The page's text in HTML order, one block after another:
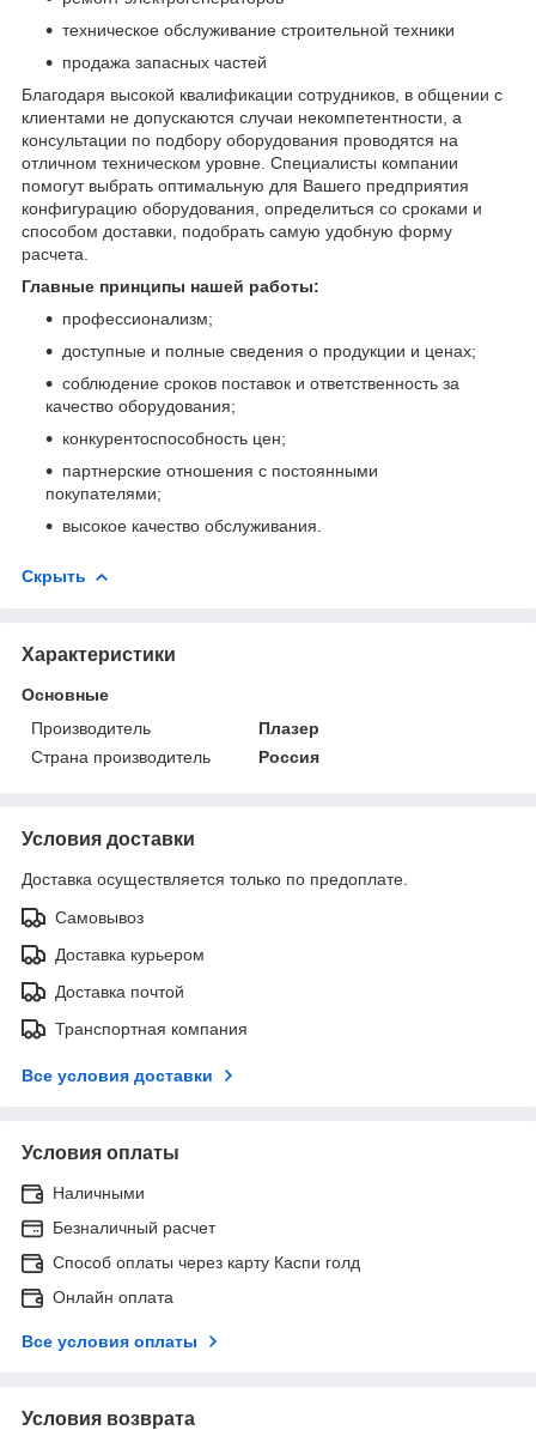
техническое обслуживание строительной техники
продажа запасных частей
Благодаря высокой квалификации сотрудников, в общении с
клиентами не допускаются случаи некомпетентности, а
консультации по подбору оборудования проводятся на
отличном техническом уровне. Специалисты компании
помогут выбрать оптимальную для Вашего предприятия
конфигурацию оборудования, определиться со сроками и
способом доставки, подобрать самую удобную форму
расчета.
Главные принципы нашей работы:
профессионализм;
доступные и полные сведения о продукции и ценах;
соблюдение сроков поставок и ответственность за
качество оборудования;
конкурентоспособность цен;
партнерские отношения с постоянными
покупателями;
высокое качество обслуживания.
Скрыть
Характеристики
Основные
Производитель
Плазер
Страна производитель
Россия
Условия доставки
Доставка осуществляется только по предоплате.
Самовывоз
Доставка курьером
Доставка почтой
Транспортная компания
Все условия доставки
Условия оплаты
Наличными
Безналичный расчет
Способ оплаты через карту Каспи голд
Онлайн оплата
Все условия оплаты
Условия возврата